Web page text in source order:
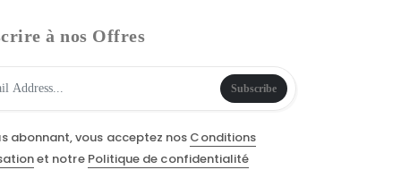
à nos Offres
Subscribe
abonnant, vous acceptez nos Conditions
et notre Politique de confidentialité